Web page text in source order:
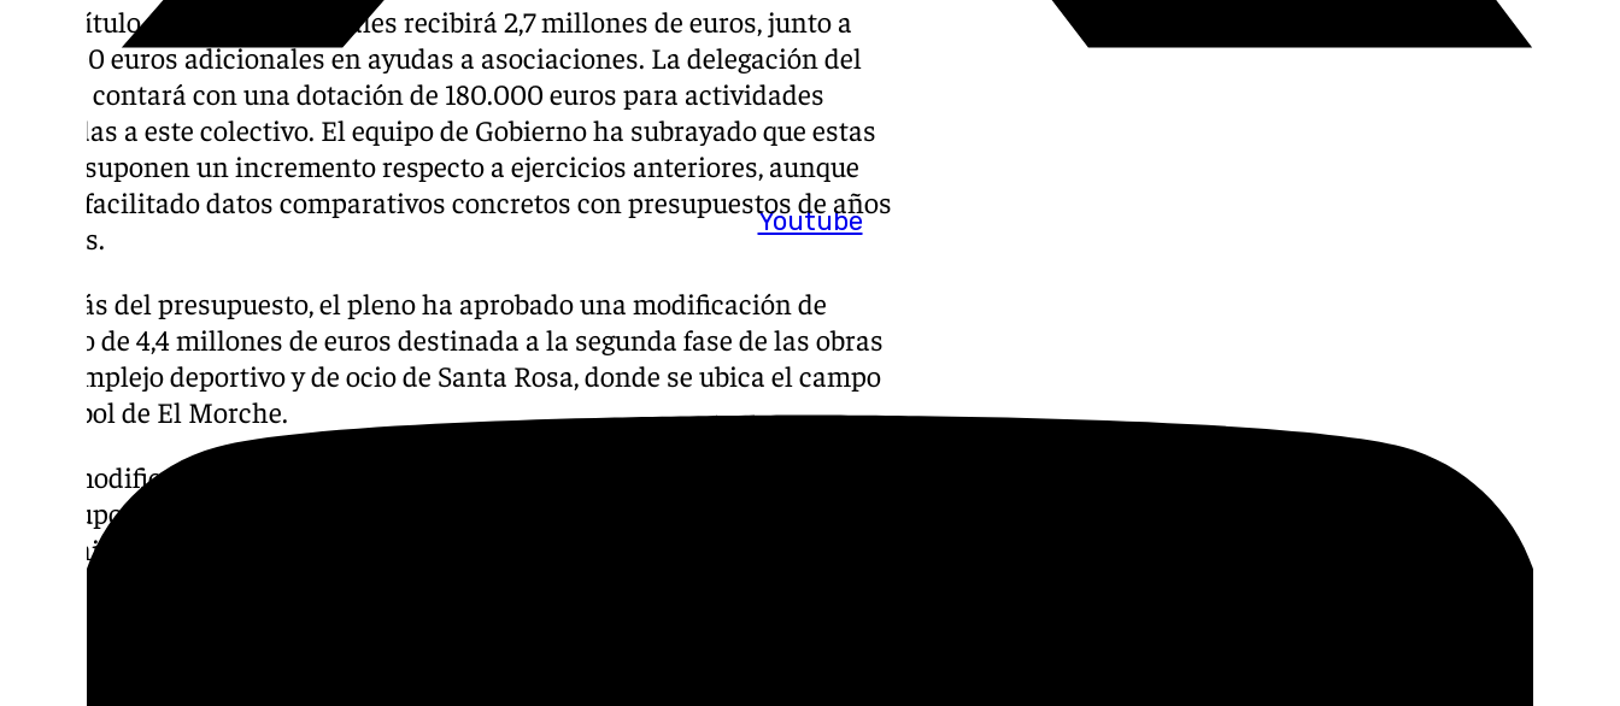
Youtube
El capítulo de Servicios Sociales recibirá 2,7 millones de euros, junto a
152.000 euros adicionales en ayudas a asociaciones. La delegación del
Mayor contará con una dotación de 180.000 euros para actividades
dirigidas a este colectivo. El equipo de Gobierno ha subrayado que estas
cifras suponen un incremento respecto a ejercicios anteriores, aunque
no ha facilitado datos comparativos concretos con presupuestos de años
previos.
Además del presupuesto, el pleno ha aprobado una modificación de
crédito de 4,4 millones de euros destinada a la segunda fase de las obras
del complejo deportivo y de ocio de Santa Rosa, donde se ubica el campo
de fútbol de El Morche.
Esta modificación ha recibido los votos a favor del equipo de Gobierno y
del grupo Vox, mientras que el resto de grupos de la oposición se han
abstenido. Los trabajos previstos incluyen la finalización de gradas,